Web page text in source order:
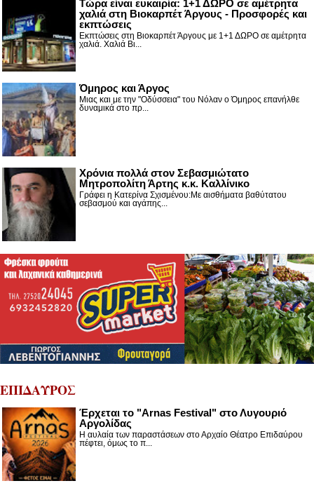
Τώρα είναι ευκαιρία: 1+1 ΔΩΡΟ σε αμέτρητα
χαλιά στη Βιοκαρπέτ Άργους - Προσφορές και
εκπτώσεις
Εκπτώσεις στη Βιοκαρπέτ Άργους με 1+1 ΔΩΡΟ σε αμέτρητα
χαλιά. Χαλιά Βι...
Όμηρος και Άργος
Μιας και με την "Οδύσσεια" του Νόλαν ο Όμηρος επανήλθε
δυναμικά στο πρ...
Χρόνια πολλά στον Σεβασμιώτατο
Μητροπολίτη Άρτης κ.κ. Καλλίνικο
Γράφει η Κατερίνα Σχισμένου:Με αισθήματα βαθύτατου
σεβασμού και αγάπης...
ΕΠΙΔΑΥΡΟΣ
Έρχεται το "Arnas Festival" στο Λυγουριό
Αργολίδας
Η αυλαία των παραστάσεων στο Αρχαίο Θέατρο Επιδαύρου
πέφτει, όμως το π...